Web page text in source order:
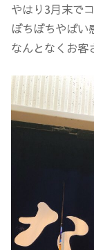
やはり3月末で
ぼちぼちやばい
なんとなくお客